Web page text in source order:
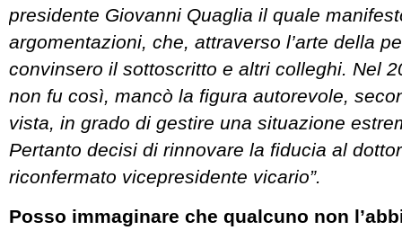
presidente Giovanni Quaglia il quale
argomentazioni, che, attraverso l’arte della
convinsero il sottoscritto e altri colleghi. Nel
non fu così, mancò la figura autorevole,
vista, in grado di gestire una situazione
Pertanto decisi di rinnovare la fiducia al
riconfermato vicepresidente vicario”.
Posso immaginare che qualcuno non